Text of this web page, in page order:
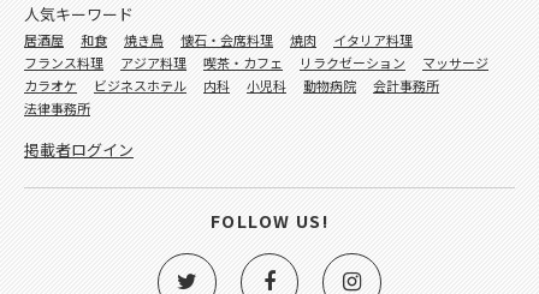
人気キーワード
居酒屋 和食 焼き鳥 懐石・会席料理 焼肉
イタリア料理
フランス料理
アジア料理 喫茶・カフェ リラクゼーション
マッサージ
カラオケ
ビジネスホテル 内科 小児科 動物病院
会計事務所
法律事務所
掲載者ログイン
FOLLOW US!